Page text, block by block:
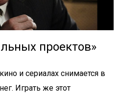
проектов»
и сериалах снимается в
Играть же этот